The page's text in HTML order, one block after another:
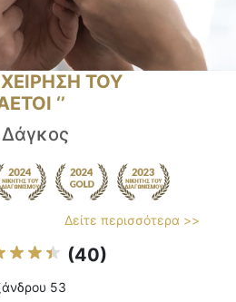
ΤΟΥ
‘’
Δείτε περισσότερα >>
(40)
53